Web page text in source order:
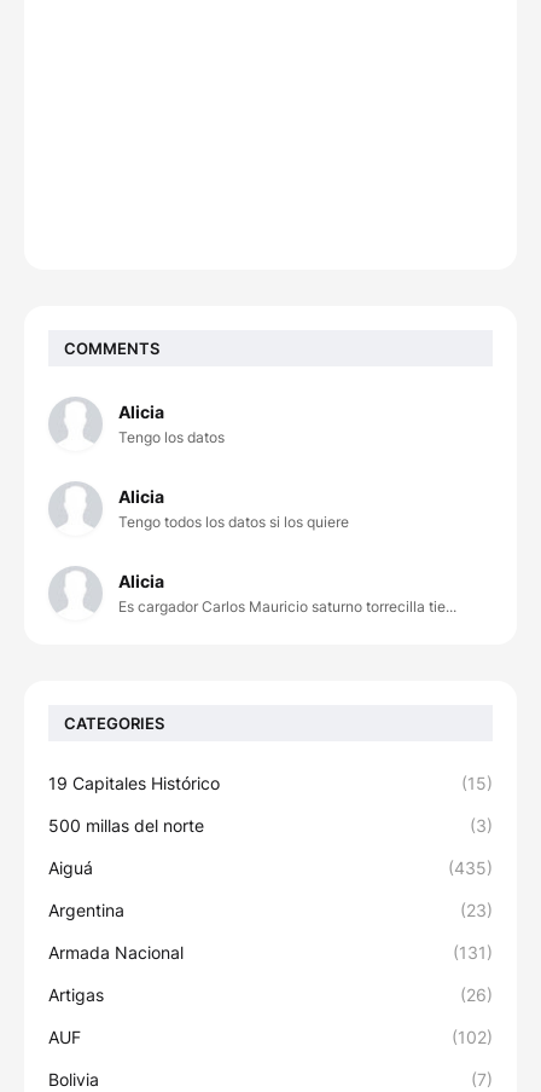
COMMENTS
Alicia
Tengo los datos
Alicia
Tengo todos los datos si los quiere
Alicia
Es cargador Carlos Mauricio saturno torrecilla tie...
CATEGORIES
19 Capitales Histórico (15)
500 millas del norte (3)
Aiguá (435)
Argentina (23)
Armada Nacional (131)
Artigas (26)
AUF (102)
Bolivia (7)